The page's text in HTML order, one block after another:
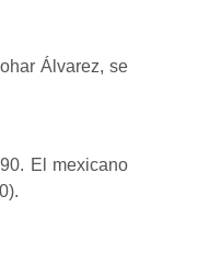
Álvarez, se
El mexicano